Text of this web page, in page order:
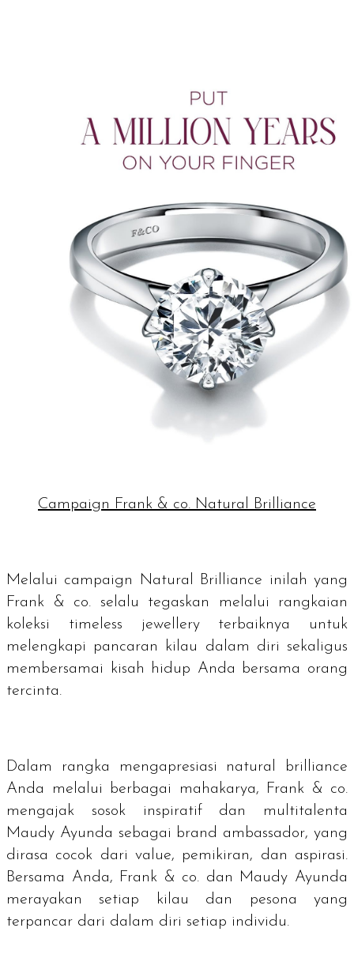
Campaign Frank & co. Natural Brilliance
Melalui campaign
Natural Brilliance inilah yang
Frank & co. selalu tegaskan melalui rangkaian
koleksi timeless jewelleryterbaiknya untuk
melengkapi pancaran kilau dalam diri sekaligus
membersamai kisah hidup Anda bersama orang
tercinta.
Dalam rangka mengapresiasi natural brilliance
Anda melalui berbagai mahakarya, Frank & co.
mengajak sosok inspiratif dan multitalenta
Maudy Ayunda sebagai brand ambassador, yang
dirasa cocok dari value, pemikiran, dan aspirasi.
Bersama Anda, Frank & co. dan Maudy Ayunda
merayakan setiap kilau dan pesona yang
terpancar dari dalam diri setiap individu.